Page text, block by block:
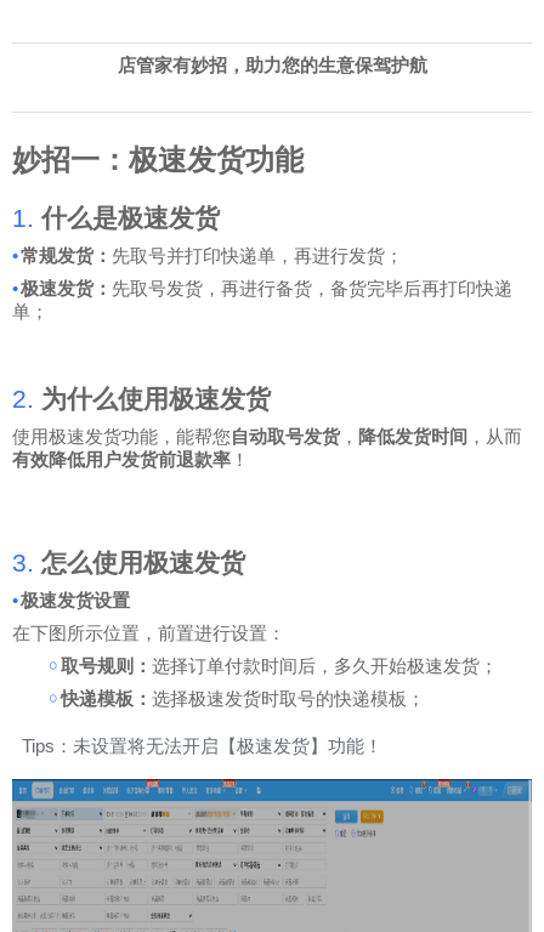
店管家有妙招，助力您的生意保驾护航
妙招一：极速发货功能
1.什么是极速发货
•常规发货： 先取号并打印快递单，再进行发货；
•极速发货： 先取号发货，再进行备货，备货完毕后再打印快递
单；
2. 为什么使用极速发货
使用极速发货功能，能帮您自动取号发货， 降低发货时间 ，从而
有效降低用户发货前退款率 ！
3. 怎么使用极速发货
•极速发货设置
在下图所示位置，前置进行设置：
￮取号规则： 选择订单付款时间后，多久开始极速发货；
￮快递模板： 选择极速发货时取号的快递模板；
Tips ：未设置将无法开启【极速发货】功能！